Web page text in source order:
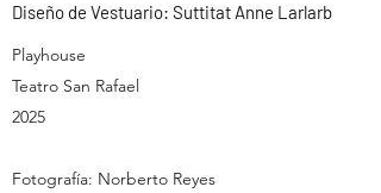
Diseño de Vestuario: Suttitat Anne Larlarb
Playhouse
Teatro San Rafael
2025
Fotografía: Norberto Reyes